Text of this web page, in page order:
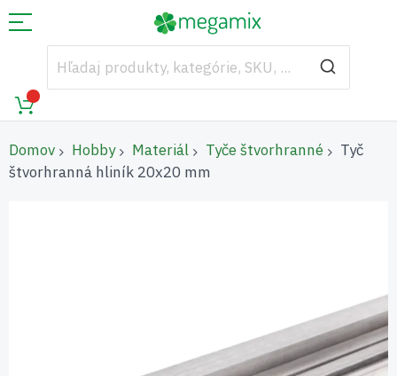
Domov Hobby Materiál Tyče štvorhranné
Tyč
štvorhranná hliník 20x20 mm